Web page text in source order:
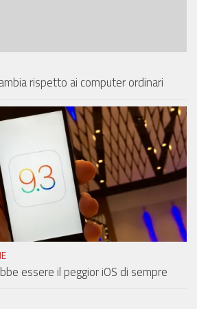
rispetto ai computer ordinari
essere il peggior iOS di sempre